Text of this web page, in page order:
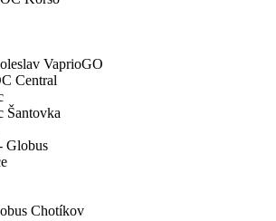
VaprioGO
Central
Šantovka
Globus
Chotíkov